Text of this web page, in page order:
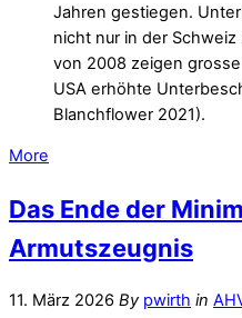
Jahren gestiegen.
nicht nur in der
von 2008 zeigen
USA erhöhte
Blanchflower 2021).
More
Das Ende der
Armutszeugnis
11. März 2026 By pwirth in